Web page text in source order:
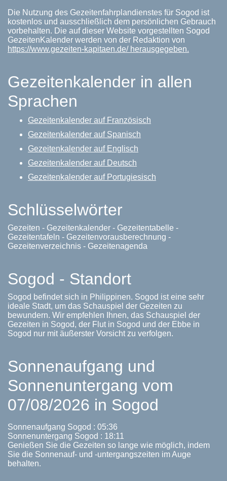
Die Nutzung des Gezeitenfahrplandienstes für Sogod ist
kostenlos und ausschließlich dem persönlichen Gebrauch
vorbehalten. Die auf dieser Website vorgestellten Sogod
GezeitenKalender werden von der Redaktion von
https://www.gezeiten-kapitaen.de/ herausgegeben.
Gezeitenkalender in allen
Sprachen
Gezeitenkalender auf Französisch
Gezeitenkalender auf Spanisch
Gezeitenkalender auf Englisch
Gezeitenkalender auf Deutsch
Gezeitenkalender auf Portugiesisch
Schlüsselwörter
Gezeiten - Gezeitenkalender - Gezeitentabelle -
Gezeitentafeln - Gezeitenvorausberechnung -
Gezeitenverzeichnis - Gezeitenagenda
Sogod - Standort
Sogod befindet sich in Philippinen. Sogod ist eine sehr
ideale Stadt, um das Schauspiel der Gezeiten zu
bewundern. Wir empfehlen Ihnen, das Schauspiel der
Gezeiten in Sogod, der Flut in Sogod und der Ebbe in
Sogod nur mit äußerster Vorsicht zu verfolgen.
Sonnenaufgang und
Sonnenuntergang vom
07/08/2026 in Sogod
Sonnenaufgang Sogod : 05:36
Sonnenuntergang Sogod : 18:11
Genießen Sie die Gezeiten so lange wie möglich, indem
Sie die Sonnenauf- und -untergangszeiten im Auge
behalten.